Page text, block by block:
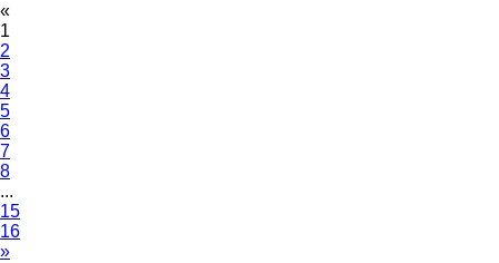
«
1
2
3
4
5
6
7
8
...
15
16
»